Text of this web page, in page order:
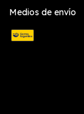
Medios de envío